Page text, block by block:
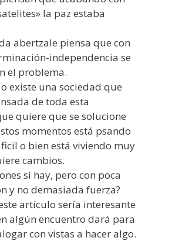
la paz estaba
abertzale piensa que con
independencia se
el problema.
existe una sociedad que
de toda esta
quiere que se solucione
momentos está psando
o bien está viviendo muy
cambios.
si hay, pero con poca
y no demasiada fuerza?
artículo sería interesante
algún encuentro dará para
con vistas a hacer algo.